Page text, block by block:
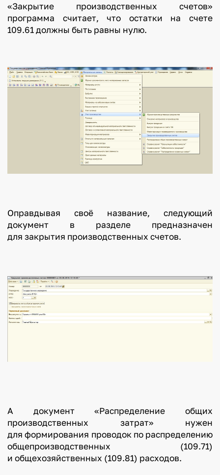
«Закрытие производственных счетов»
программа считает, что остатки на счете
109.61 должны быть равны нулю.
Оправдывая своё название, следующий
документ в разделе предназначен
для закрытия производственных счетов.
А документ «Распределение общих
производственных затрат» нужен
для формирования проводок по распределению
общепроизводственных (109.71)
и общехозяйственных (109.81) расходов.